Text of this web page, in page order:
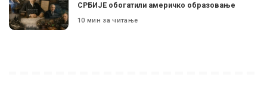
СРБИЈЕ обогатили америчко образовање
10 мин за читање